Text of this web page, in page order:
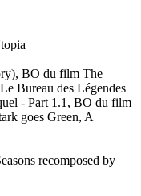
BO du film The
Bureau des Légendes
- Part 1.1, BO du film
goes Green, A
recomposed by